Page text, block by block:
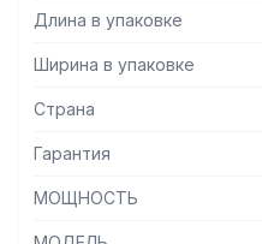
Длина в упаковке
Ширина в упаковке
Страна
Гарантия
МОЩНОСТЬ